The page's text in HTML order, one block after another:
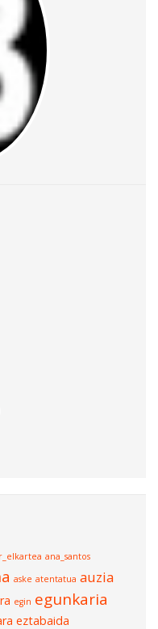
ana_santos
aske atentatua auzia
egin egunkaria
eztabaida